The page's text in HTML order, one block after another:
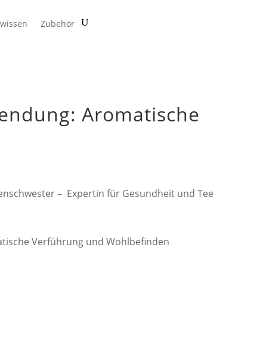
Zubehör
Aromatische
– Expertin für Gesundheit und Tee
Verführung und Wohlbefinden